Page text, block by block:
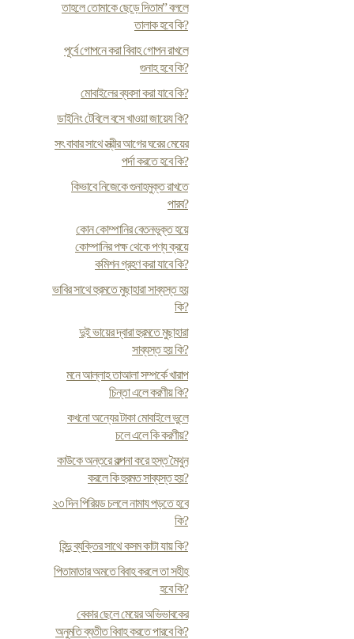
তাহলে তোমাকে ছেড়ে দিতাম” বললে
তালাক হবে কি?
পূর্বে গোপনে করা বিবাহ গোপন রাখলে
গুনাহ হবে কি?
মোবাইলের ব্যবসা করা যাবে কি?
ডাইনিং টেবিলে বসে খাওয়া জায়েয কি?
সৎ বাবার সাথে স্ত্রীর আগের ঘরের মেয়ের
পর্দা করতে হবে কি?
কিভাবে নিজেকে গুনাহমুক্ত রাখতে
পারব?
কোন কোম্পানির বেতনভুক্ত হয়ে
কোম্পানির পক্ষ থেকে পণ্য ক্রয়ে
কমিশন গ্রহণ করা যাবে কি?
ভাবির সাথে হুরমতে মুছাহারা সাব্যস্ত হয়
কি?
দুই ভায়ের দ্বারা হুরমতে মুছাহারা
সাব্যস্ত হয় কি?
মনে আল্লাহ তাআলা সম্পর্কে খারাপ
চিন্তা এলে করণীয় কি?
কখনো অন্যের টাকা মোবাইলে ভুলে
চলে এলে কি করণীয়?
কাউকে অন্তরে কল্পনা করে হস্ত মৈথুন
করলে কি হুরমত সাব্যস্ত হয়?
২৩ দিন পিরিয়ড চললে নামায পড়তে হবে
কি?
হিন্দু ব্যক্তির সাথে কসম কাটা যায় কি?
পিতামাতার অমতে বিবাহ করলে তা সহীহ
হবে কি?
বেকার ছেলে মেয়ের অভিভাবকের
অনুমতি ব্যতীত বিবাহ করতে পারবে কি?